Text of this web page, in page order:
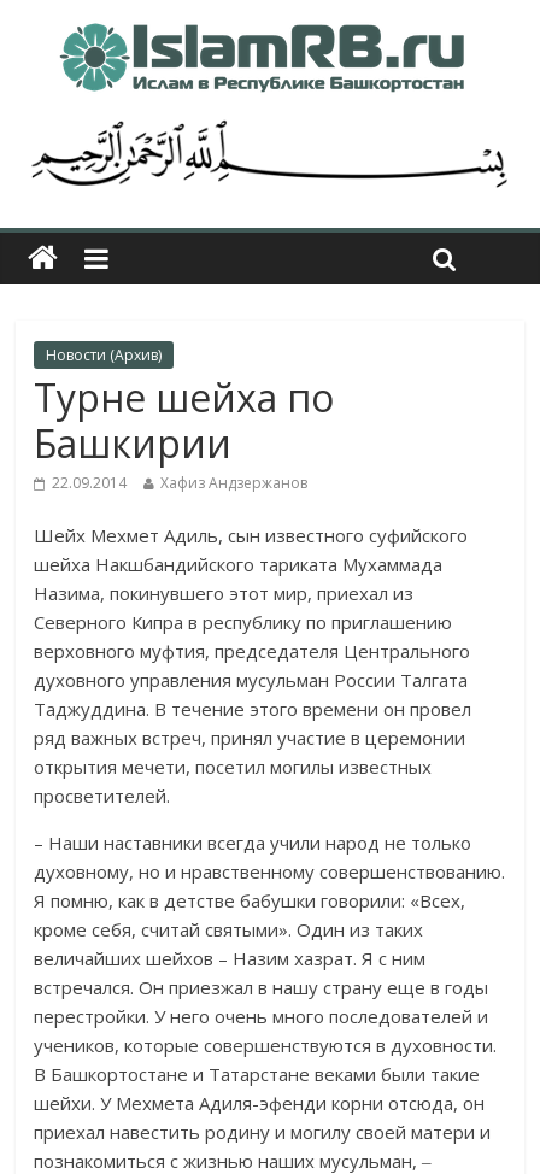
Новости (Архив)
Турне шейха по
Башкирии
22.09.2014 Хафиз Андзержанов
Шейх Мехмет Адиль, сын известного суфийского
шейха Накшбандийского тариката Мухаммада
Назима, покинувшего этот мир, приехал из
Северного Кипра в республику по приглашению
верховного муфтия, председателя Центрального
духовного управления мусульман России Талгата
Таджуддина. В течение этого времени он провел
ряд важных встреч, принял участие в церемонии
открытия мечети, посетил могилы известных
просветителей.
– Наши наставники всегда учили народ не только
духовному, но и нравственному совершенствованию.
Я помню, как в детстве бабушки говорили: «Всех,
кроме себя, считай святыми». Один из таких
величайших шейхов – Назим хазрат. Я с ним
встречался. Он приезжал в нашу страну еще в годы
перестройки. У него очень много последователей и
учеников, которые совершенствуются в духовности.
В Башкортостане и Татарстане веками были такие
шейхи. У Мехмета Адиля-эфенди корни отсюда, он
приехал навестить родину и могилу своей матери и
познакомиться с жизнью наших мусульман, ‒